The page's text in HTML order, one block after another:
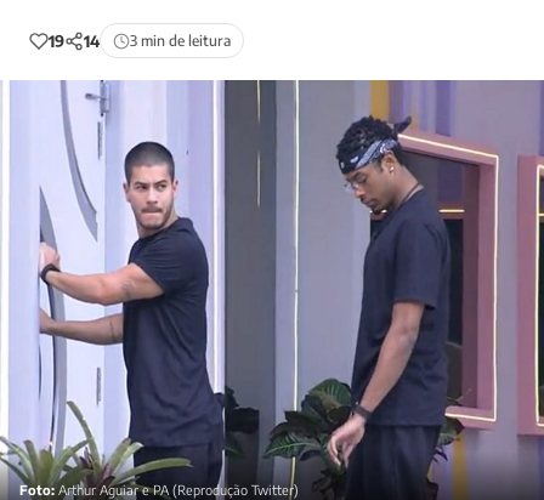
19 14 3 min de leitura
Foto: Arthur Aguiar e PA (Reprodução Twitter)